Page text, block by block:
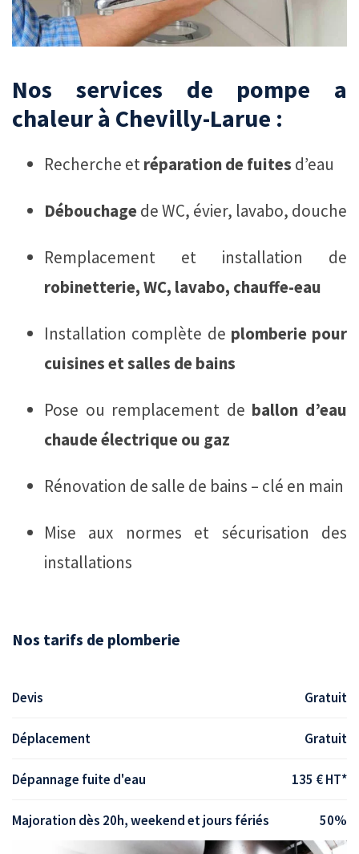
Nos services de pompe a
chaleur à Chevilly-Larue :
Recherche etréparation de fuites d’eau
Débouchagede WC, évier, lavabo, douche
Remplacement et installation de
robinetterie, WC, lavabo, chauffe-eau
Installation complète de plomberie pour
cuisines et salles de bains
Pose ou remplacement de ballon d’eau
chaude électrique ou gaz
Rénovation de salle de bains – clé en main
Mise aux normes et sécurisation des
installations
Nos tarifs de plomberie
Devis Gratuit
Déplacement Gratuit
Dépannage fuite d'eau 135 € HT*
Majoration dès 20h, weekend et jours fériés 50%